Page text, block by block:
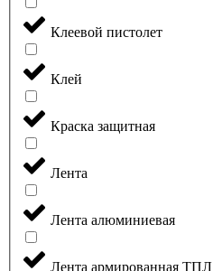
Клеевой пистолет
Клей
Краска защитная
Лента
Лента алюминиевая
Лента армированная ТПЛ